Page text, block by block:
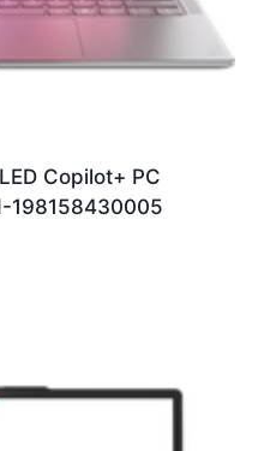
Copilot+ PC
198158430005